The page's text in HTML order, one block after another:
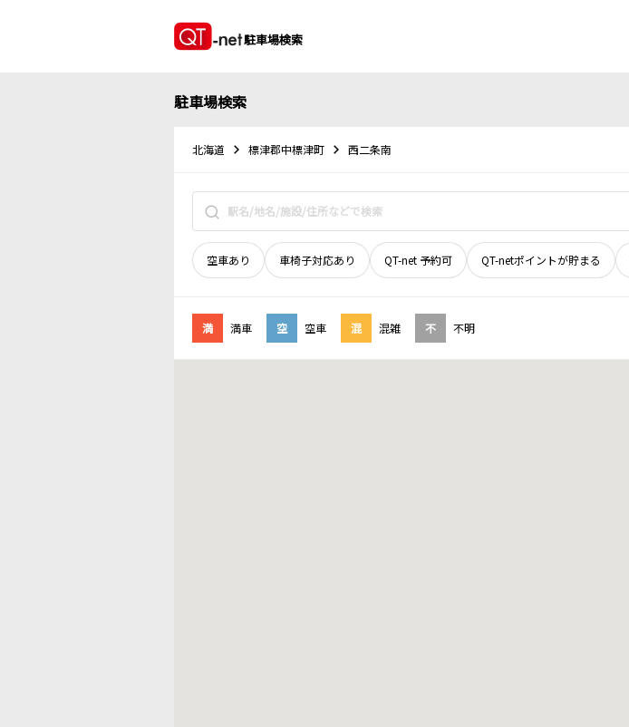
駐車場検索
駐車場検索
北海道 標津郡中標津町 西二条南
空車あり 車椅子対応あり QT-net 予約可 QT-netポイントが貯まる
満 満車 空 空車 混 混雑 不 不明